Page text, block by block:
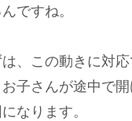
ですね。
、この動きに対
子さんが途中で
なります。